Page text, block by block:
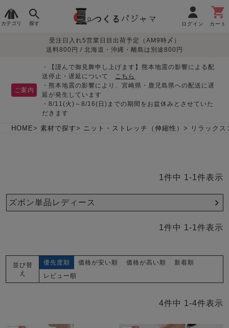
カテゴリ 探す ログイン カート
レディースパジャマ
生地で
さがす
オーガニック素材
目的別で
さがす
敏感肌用
パジャマ
入院・介護
胸が目立たない
パジャマ
そろえたい
体型別におすすめパジ
ャマ
年齢別におすすめパジ
ャマ
ルームウェア
デザインで
さがす
作務衣 胸がすけない
羽織・バスロ
ーブ
夏パジャマ特集 つくるパジャマとは
について
会社概要 お買い物ガイド 安心の日本製
SDGsの取り組み
受注日入れ5営業日目出荷予定（AM9時〆）
送料800円 / 北海道・沖縄・離島は別途800円
ご案内
・【謹んで御見舞申し上げます】熊本地震の影響による配
送停止・遅延について こちら
・熊本地震の影響により、宮崎県・鹿児島県への配送に遅
延が発生しています
・8/11(火)～8/16(日)までの期間をお盆休みとさせていた
だきます
HOME 素材で探す ニット・ストレッチ（伸縮性） リラック
1 件中 1 -1 件表示
ズボン単品レディース
1 件中 1 -1 件表示
並び替
え
優先度順 価格が安い順 価格が高い順
新着順
レビュー順
4件中 1 -4件表示